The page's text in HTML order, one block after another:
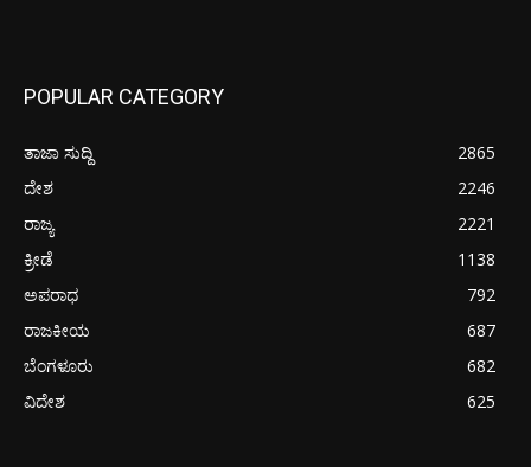
POPULAR CATEGORY
ತಾಜಾ ಸುದ್ದಿ
2865
ದೇಶ
2246
ರಾಜ್ಯ
2221
ಕ್ರೀಡೆ
1138
ಅಪರಾಧ
792
ರಾಜಕೀಯ
687
ಬೆಂಗಳೂರು
682
ವಿದೇಶ
625